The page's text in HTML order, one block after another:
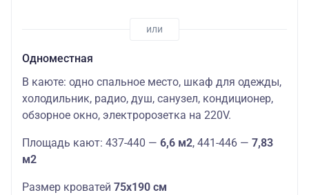
Одноместная
В каюте: одно спальное место, шкаф для одежды,
холодильник, радио, душ, санузел, кондиционер,
обзорное окно, электророзетка на 220V.
Площадь кают: 437-440 — 6,6 м2, 441-446 — 7,83
м2
Размер кроватей 75х190 см